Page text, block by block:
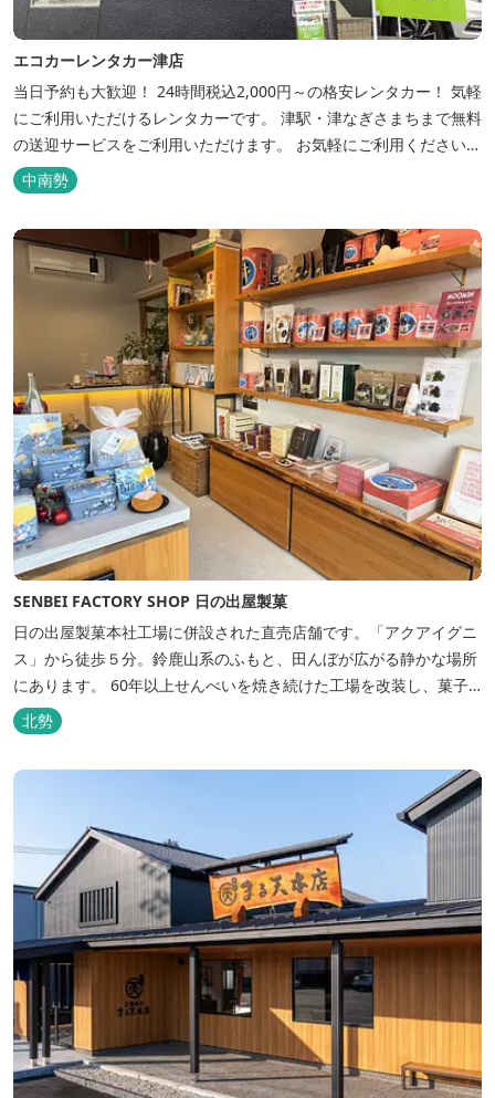
エコカーレンタカー津店
当日予約も大歓迎！ 24時間税込2,000円～の格安レンタカー！ 気軽
にご利用いただけるレンタカーです。 津駅・津なぎさまちまで無料
の送迎サービスをご利用いただけます。 お気軽にご利用ください♪
5日以上で更にお得にご利用いただけます♪ いろいろな車種を取り
揃えていますので、ぜひお問い合わせください！
中南勢
SENBEI FACTORY SHOP 日の出屋製菓
日の出屋製菓本社工場に併設された直売店舗です。「アクアイグニ
ス」から徒歩５分。鈴鹿山系のふもと、田んぼが広がる静かな場所
にあります。 60年以上せんべいを焼き続けた工場を改装し、菓子
の製造工程をガラス窓越しにのぞくことができるようになりまし
た。 お土産にはもちろんのこと、ご自宅用のお菓子をお求めの際に
もぜひお越しください。
北勢